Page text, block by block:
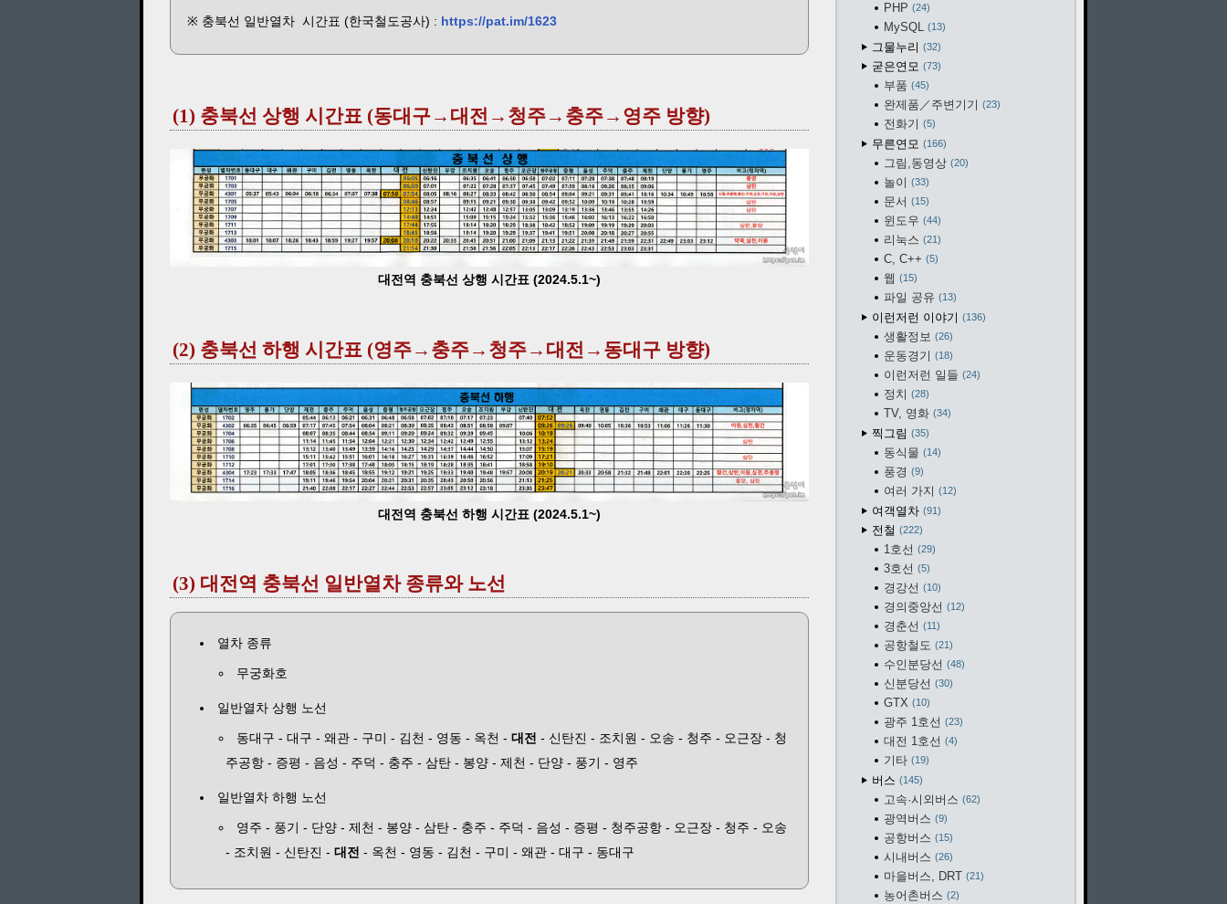
※ 충북선 일반열차 시간표 (한국철도공사) : https://pat.im/1623
(1) 충북선 상행 시간표 (동대구→대전→청주→충주→영주 방향)
대전역 충북선 상행 시간표 (2024.5.1~)
(2) 충북선 하행 시간표 (영주→충주→청주→대전→동대구 방향)
대전역 충북선 하행 시간표 (2024.5.1~)
(3) 대전역 충북선 일반열차 종류와 노선
열차 종류
무궁화호
일반열차 상행 노선
동대구 - 대구 - 왜관 - 구미 - 김천 - 영동 - 옥천 - 대전 - 신탄진 - 조치원 - 오송 - 청주 - 오근장 - 청
주공항 - 증평 - 음성 - 주덕 - 충주 - 삼탄 - 봉양 - 제천 - 단양 - 풍기 - 영주
일반열차 하행 노선
영주 - 풍기 - 단양 - 제천 - 봉양 - 삼탄 - 충주 - 주덕 - 음성 - 증평 - 청주공항 - 오근장 - 청주 - 오송
- 조치원 - 신탄진 - 대전 - 옥천 - 영동 - 김천 - 구미 - 왜관 - 대구 - 동대구
PHP 24
MySQL 13
그물누리 32
굳은연모 73
부품 45
완제품／주변기기 23
전화기 5
무른연모 166
그림,동영상 20
놀이 33
문서 15
윈도우 44
리눅스 21
C, C++ 5
웹 15
파일 공유 13
이런저런 이야기 136
생활정보 26
운동경기 18
이런저런 일들 24
정치 28
TV, 영화 34
찍그림 35
동식물 14
풍경 9
여러 가지 12
여객열차 91
전철 222
1호선 29
3호선 5
경강선 10
경의중앙선 12
경춘선 11
공항철도 21
수인분당선 48
신분당선 30
GTX 10
광주 1호선 23
대전 1호선 4
기타 19
버스 145
고속·시외버스 62
광역버스 9
공항버스 15
시내버스 26
마을버스, DRT 21
농어촌버스 2